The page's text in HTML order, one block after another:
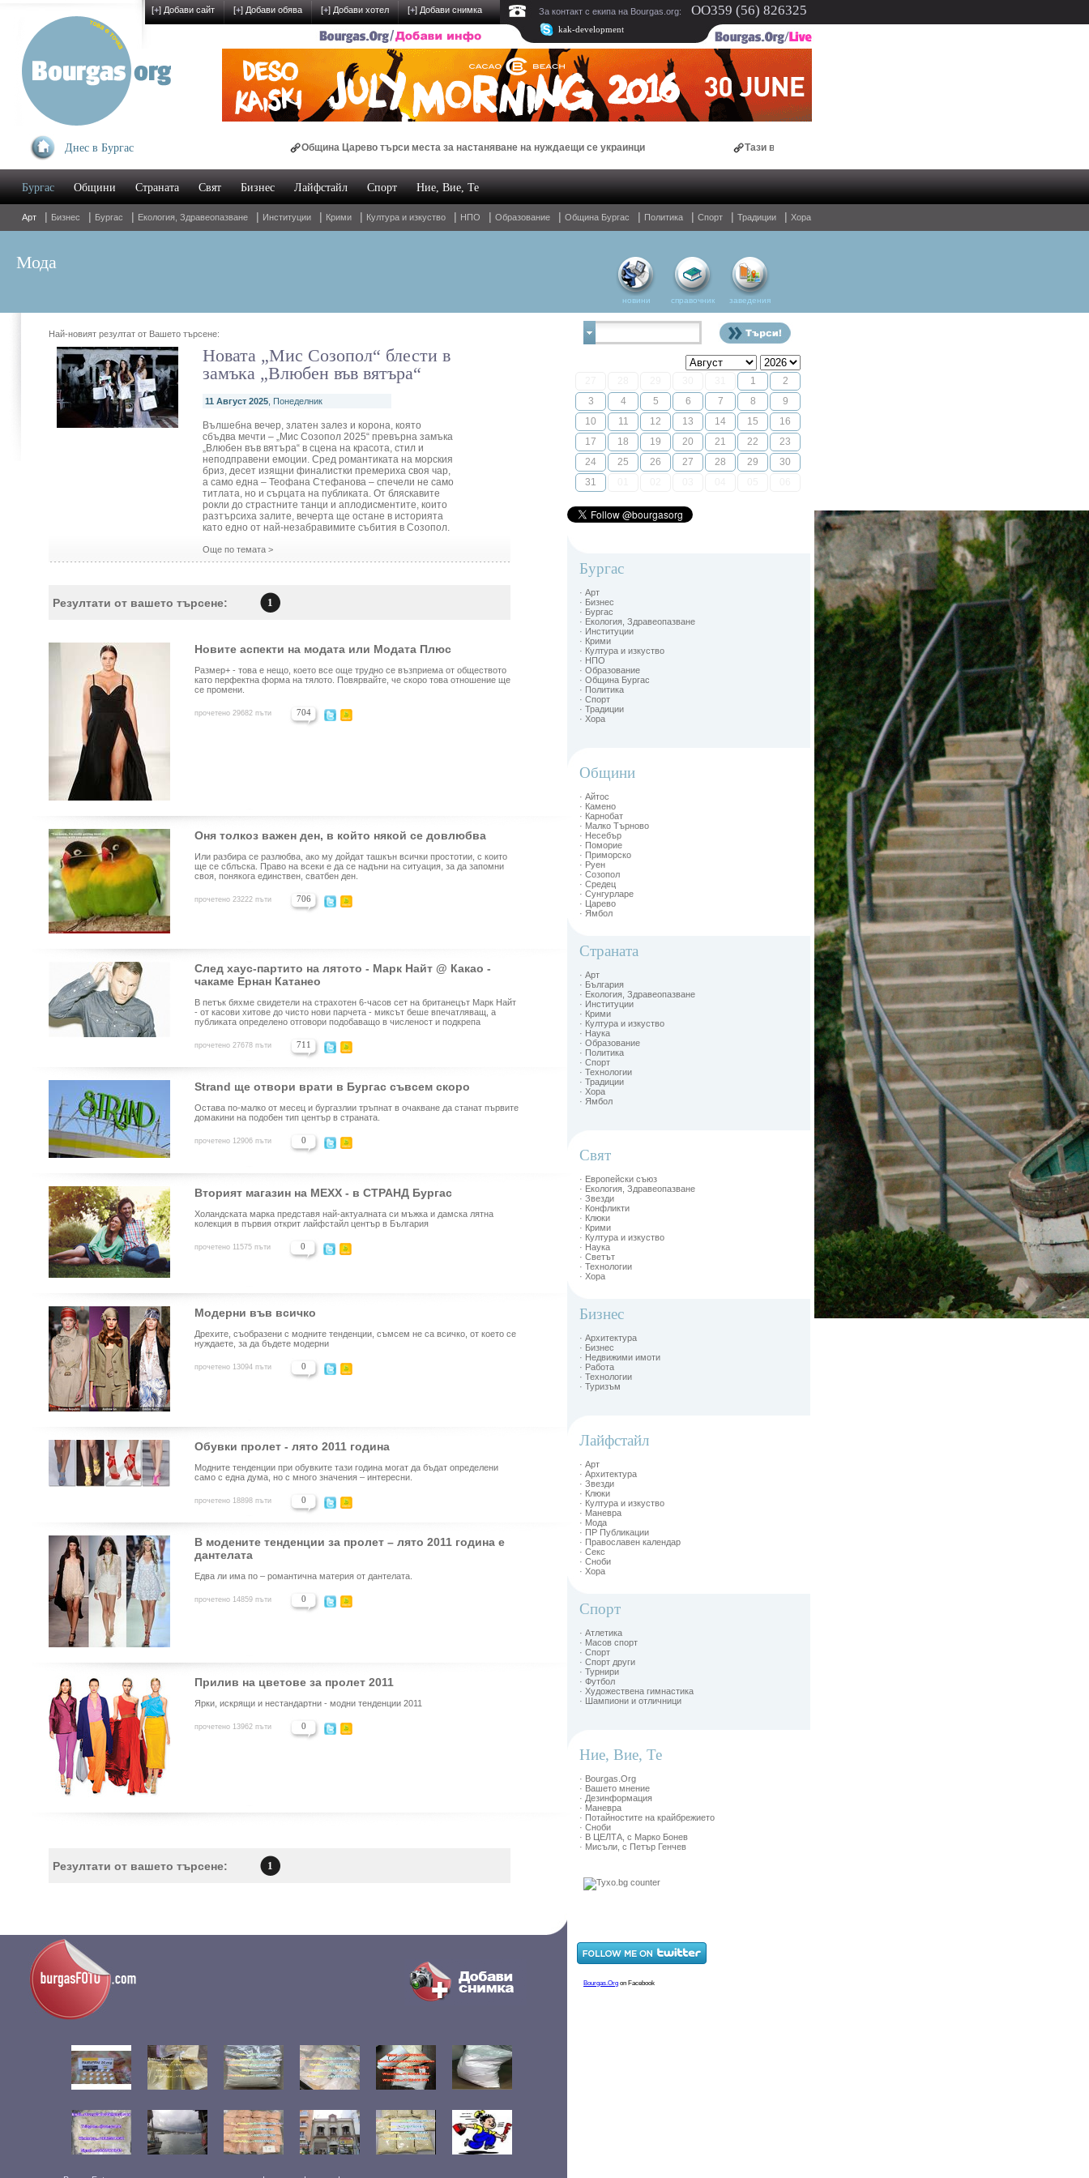
Днес в Бургас
от лаборант в Бургас Община Царево търси места за настаняване на нуждаещи се украинци Тази вечер Бургас ще отличи най-добрите млади художници
Бургас Общини Страната Свят Бизнес Лайфстайл Спорт Ние, Вие, Те
Арт | Бизнес | Бургас | Екология, Здравеопазване | Институции | Крими | Култура и изкуство | НПО | Образование | Община Бургас | Политика | Спорт | Традиции | Хора
Мода
новини справочник заведения
Най-новият резултат от Вашето търсене:
Новата „Мис Созопол“ блести в
замъка „Влюбен във вятъра“
11 Август 2025 , Понеделник
Вълшебна вечер, златен залез и корона, която
сбъдва мечти – „Мис Созопол 2025“ превърна замъка
„Влюбен във вятъра“ в сцена на красота, стил и
неподправени емоции. Сред романтиката на морския
бриз, десет изящни финалистки премериха своя чар,
а само една – Теофана Стефанова – спечели не само
титлата, но и сърцата на публиката. От бляскавите
рокли до страстните танци и аплодисментите, които
разтърсиха залите, вечерта ще остане в историята
като едно от най-незабравимите събития в Созопол.
Още по темата >
Резултати от вашето търсене: 1
Новите аспекти на модата или Модата Плюс
Размер+ - това е нещо, което все още трудно се възприемa от обществото
като перфектна форма на тялото. Повярвайте, че скоро това отношение ще
се промени.
прочетено 29682 пъти 704
Оня толкоз важен ден, в който някой се довлюбва
Или разбира се разлюбва, ако му дойдат ташкън всички простотии, с които
ще се сблъска. Право на всеки е да се надъни на ситуация, за да запомни
своя, понякога единствен, сватбен ден.
прочетено 23222 пъти 706
След хаус-партито на лятото - Марк Найт @ Какао -
чакаме Ернан Катанео
В петък бяхме свидетели на страхотен 6-часов сет на британецът Марк Найт
- от касови хитове до чисто нови парчета - миксът беше впечатляващ, а
публиката определено отговори подобаващо в численост и подкрепа
прочетено 27678 пъти 711
Strand ще отвори врати в Бургас съвсем скоро
Остава по-малко от месец и бургазлии тръпнат в очакване да станат първите
домакини на подобен тип център в страната.
прочетено 12906 пъти 0
Вторият магазин на MEXX - в СТРАНД Бургас
Холандската марка представя най-актуалната си мъжка и дамска лятна
колекция в първия открит лайфстайл център в България
прочетено 11575 пъти 0
Модерни във всичко
Дрехите, съобразени с модните тенденции, съмсем не са всичко, от което се
нуждаете, за да бъдете модерни
прочетено 13094 пъти 0
Обувки пролет - лято 2011 година
Модните тенденции при обувките тази година могат да бъдат определени
само с една дума, но с много значения – интересни.
прочетено 18898 пъти 0
В модените тенденции за пролет – лято 2011 година e
дантелата
Едва ли има по – романтична материя от дантелата.
прочетено 14859 пъти 0
Прилив на цветове за пролет 2011
Ярки, искрящи и нестандартни - модни тенденции 2011
прочетено 13962 пъти 0
Резултати от вашето търсене: 1
1
2
3
4 5 6 7 8
9
10
11 12 13 14 15
16
17
18 19 20 21 22
23
24
25 26 27 28 29
30
31
Бургас
· Арт
· Бизнес
· Бургас
· Екология, Здравеопазване
· Институции
· Крими
· Култура и изкуство
· НПО
· Образование
· Община Бургас
· Политика
· Спорт
· Традиции
· Хора
Общини
· Айтос
· Камено
· Карнобат
· Малко Търново
· Несебър
· Поморие
· Приморско
· Руен
· Созопол
· Средец
· Сунгурларе
· Царево
· Ямбол
Страната
· Арт
· България
· Екология, Здравеопазване
· Институции
· Крими
· Култура и изкуство
· Наука
· Образование
· Политика
· Спорт
· Технологии
· Традиции
· Хора
· Ямбол
Свят
· Европейски съюз
· Екология, Здравеопазване
· Звезди
· Конфликти
· Клюки
· Крими
· Култура и изкуство
· Наука
· Светът
· Технологии
· Хора
Бизнес
· Архитектура
· Бизнес
· Недвижими имоти
· Работа
· Технологии
· Туризъм
Лайфстайл
· Арт
· Архитектура
· Звезди
· Клюки
· Култура и изкуство
· Маневра
· Мода
· ПР Публикации
· Православен календар
· Секс
· Сноби
· Хора
Спорт
· Атлетика
· Масов спорт
· Спорт
· Спорт други
· Турнири
· Футбол
· Художествена гимнастика
· Шампиони и отличници
Ние, Вие, Те
· Bourgas.Org
· Вашето мнение
· Дезинформация
· Маневра
· Потайностите на крайбрежието
· Сноби
· В ЦЕЛТА, с Марко Бонев
· Мисъли, с Петър Генчев
[+] Добави сайт [+] Добави обява [+] Добави хотел [+] Добави снимка За контакт с екипа на Bourgas.org: OO359 (56) 826325
kak-development